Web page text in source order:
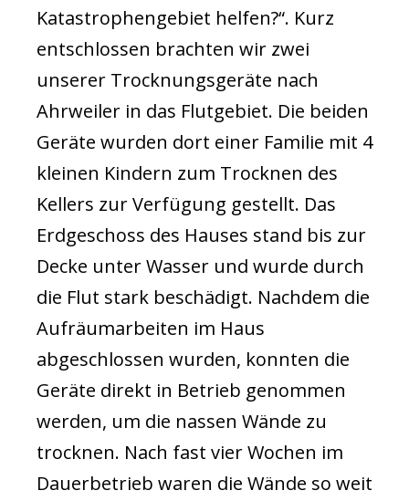
Katastrophengebiet helfen?“. Kurz
entschlossen brachten wir zwei
unserer Trocknungsgeräte nach
Ahrweiler in das Flutgebiet. Die beiden
Geräte wurden dort einer Familie mit 4
kleinen Kindern zum Trocknen des
Kellers zur Verfügung gestellt. Das
Erdgeschoss des Hauses stand bis zur
Decke unter Wasser und wurde durch
die Flut stark beschädigt. Nachdem die
Aufräumarbeiten im Haus
abgeschlossen wurden, konnten die
Geräte direkt in Betrieb genommen
werden, um die nassen Wände zu
trocknen. Nach fast vier Wochen im
Dauerbetrieb waren die Wände so weit